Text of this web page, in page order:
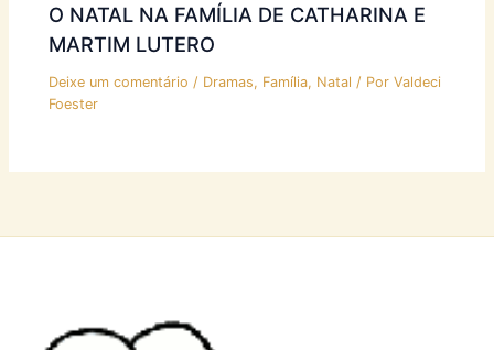
O NATAL NA FAMÍLIA DE CATHARINA E
MARTIM LUTERO
Deixe um comentário / Dramas, Família, Natal / PorValdeci
Foester